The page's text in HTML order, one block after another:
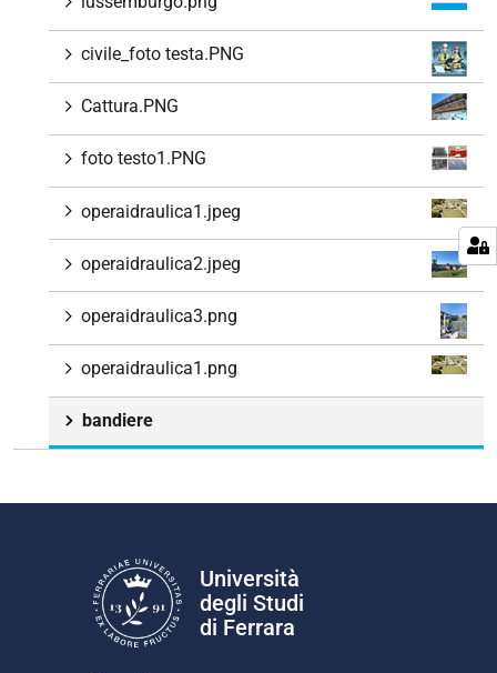
civile_foto testa.PNG
Cattura.PNG
foto testo1.PNG
operaidraulica1.jpeg
operaidraulica2.jpeg
operaidraulica3.png
operaidraulica1.png
bandiere
Università
degli Studi
di Ferrara